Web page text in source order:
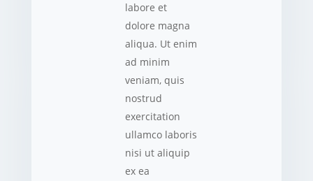
labore et
dolore magna
aliqua. Ut enim
ad minim
veniam, quis
nostrud
exercitation
ullamco laboris
nisi ut aliquip
ex ea